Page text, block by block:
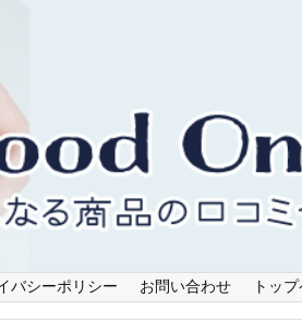
バシーポリシー お問い合わせ トッ